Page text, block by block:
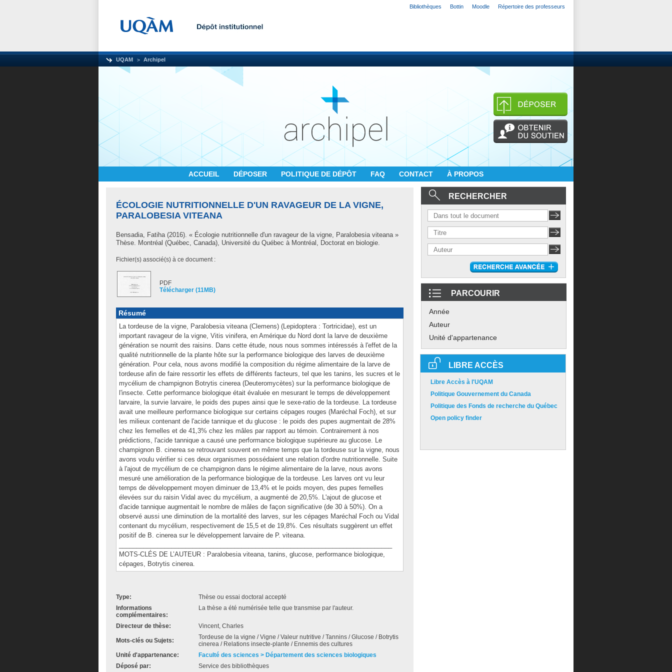
Bibliothèques Bottin Moodle Répertoire des professeurs
UQAM Archipel
ACCUEIL DÉPOSER POLITIQUE DE DÉPÔT FAQ CONTACT À PROPOS
ÉCOLOGIE NUTRITIONNELLE D'UN RAVAGEUR DE LA VIGNE,
PARALOBESIA VITEANA
Bensadia, Fatiha(2016). « Écologie nutritionnelle d'un ravageur de la vigne, Paralobesia viteana »
Thèse. Montréal (Québec, Canada), Université du Québec à Montréal, Doctorat en biologie.
Fichier(s) associé(s) à ce document :
PDF
Télécharger (11MB)
Résumé
La tordeuse de la vigne, Paralobesia viteana (Clemens) (Lepidoptera : Tortricidae), est un
important ravageur de la vigne, Vitis vinifera, en Amérique du Nord dont la larve de deuxième
génération se nourrit des raisins. Dans cette étude, nous nous sommes intéressés à l'effet de la
qualité nutritionnelle de la plante hôte sur la performance biologique des larves de deuxième
génération. Pour cela, nous avons modifié la composition du régime alimentaire de la larve de
tordeuse afin de faire ressortir les effets de différents facteurs, tel que les tanins, les sucres et le
mycélium de champignon Botrytis cinerea (Deuteromycètes) sur la performance biologique de
l'insecte. Cette performance biologique était évaluée en mesurant le temps de développement
larvaire, la survie larvaire, le poids des pupes ainsi que le sexe-ratio de la tordeuse. La tordeuse
avait une meilleure performance biologique sur certains cépages rouges (Maréchal Foch), et sur
les milieux contenant de l'acide tannique et du glucose : le poids des pupes augmentait de 28%
chez les femelles et de 41,3% chez les mâles par rapport au témoin. Contrairement à nos
prédictions, l'acide tannique a causé une performance biologique supérieure au glucose. Le
champignon B. cinerea se retrouvant souvent en même temps que la tordeuse sur la vigne, nous
avons voulu vérifier si ces deux organismes possédaient une relation d'ordre nutritionnelle. Suite
à l'ajout de mycélium de ce champignon dans le régime alimentaire de la larve, nous avons
mesuré une amélioration de la performance biologique de la tordeuse. Les larves ont vu leur
temps de développement moyen diminuer de 13,4% et le poids moyen, des pupes femelles
élevées sur du raisin Vidal avec du mycélium, a augmenté de 20,5%. L'ajout de glucose et
d'acide tannique augmentait le nombre de mâles de façon significative (de 30 à 50%). On a
observé aussi une diminution de la mortalité des larves, sur les cépages Maréchal Foch ou Vidal
contenant du mycélium, respectivement de 15,5 et de 19,8%. Ces résultats suggèrent un effet
positif de B. cinerea sur le développement larvaire de P. viteana.
MOTS-CLÉS DE L’AUTEUR : Paralobesia viteana, tanins, glucose, performance biologique,
cépages, Botrytis cinerea.
Type:
Thèse ou essai doctoral accepté
Informations
complémentaires:
La thèse a été numérisée telle que transmise par l'auteur.
Directeur de thèse: Vincent, Charles
Mots-clés ou Sujets:
Tordeuse de la vigne / Vigne / Valeur nutritive / Tannins / Glucose / Botrytis
cinerea / Relations insecte-plante / Ennemis des cultures
Unité d'appartenance:
Faculté des sciences > Département des sciences biologiques
Déposé par:
Service des bibliothèques
RECHERCHER
PARCOURIR
Année
Auteur
Unité d'appartenance
LIBRE ACCÈS
Libre Accès à l'UQAM
Politique Gouvernement du Canada
Politique des Fonds de recherche du Québec
Open policy finder